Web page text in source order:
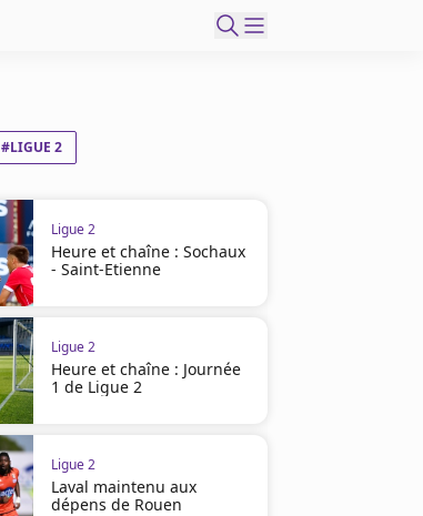
#LIGUE 2
Ligue 2
Heure et chaîne : Sochaux
- Saint-Etienne
Ligue 2
Heure et chaîne : Journée
1 de Ligue 2
Ligue 2
Laval maintenu aux
dépens de Rouen